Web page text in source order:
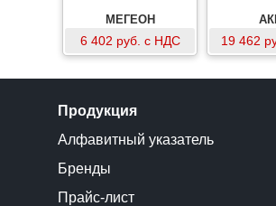
МЕГЕОН
6 402 руб. с НДС 19 462
Продукция
Алфавитный указатель
Бренды
Прайс-лист